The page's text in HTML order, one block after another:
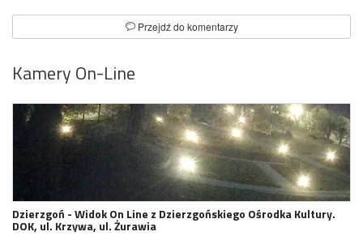
Przejdź do komentarzy
Kamery On-Line
Dzierzgoń - Widok On Line z Dzierzgońskiego Ośrodka Kultury.
DOK, ul. Krzywa, ul. Żurawia